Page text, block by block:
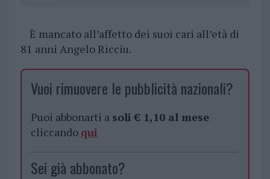
È mancato all’affetto dei suoi cari all’età di
81 anni Angelo Ricciu.
Vuoi rimuovere le pubblicità nazionali?
Puoi abbonarti a soli € 1,10 al mese
cliccando qui
Sei già abbonato?